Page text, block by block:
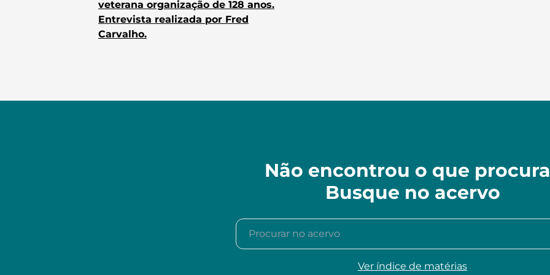
veterana organização de 128 anos.
Entrevista realizada por Fred
Carvalho.
Não encontrou o que
Busque no acervo
Procurar no acervo
Ver índice de matérias